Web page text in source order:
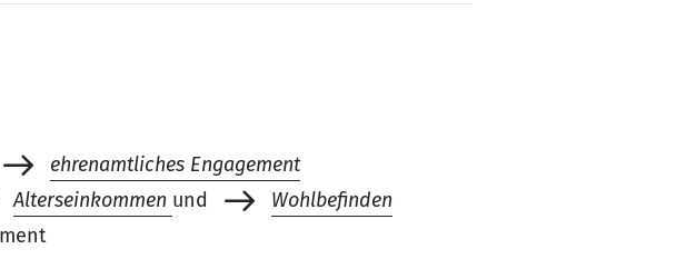
ehrenamtliches Engagement
Alterseinkommen und
Wohlbefinden